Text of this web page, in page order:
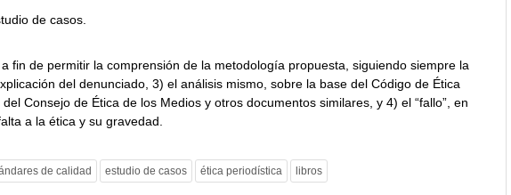
de casos.
fin de permitir la comprensión de la metodología propuesta, siguiendo siempre la
del denunciado, 3) el análisis mismo, sobre la base del Código de Ética
Consejo de Ética de los Medios y otros documentos similares, y 4) el “fallo”, en
a la ética y su gravedad.
de calidad estudio de casos ética periodística libros